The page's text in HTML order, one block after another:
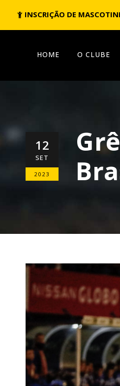
INSCRIÇÃO DE
HOME O CLUBE
12
SET
2023